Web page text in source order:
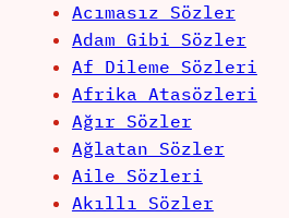
Acımasız Sözler
Adam Gibi Sözler
Af Dileme Sözleri
Afrika Atasözleri
Ağır Sözler
Ağlatan Sözler
Aile Sözleri
Akıllı Sözler